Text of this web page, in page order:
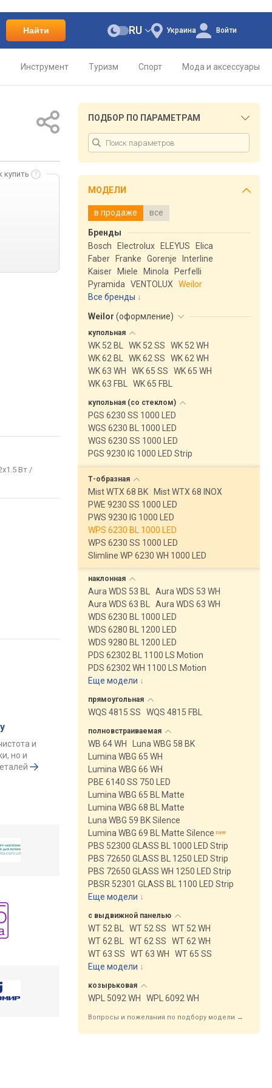
Найти Украина
RU Войти
Инструмент Туризм Спорт Мода и аксессуары
купить
Вт /
и
но и
ПОДБОР ПО ПАРАМЕТРАМ
МОДЕЛИ
в продаже все
Бренды
Bosch
Electrolux ELEYUS
Elica
Faber
Franke Gorenje
Interline
Kaiser
Miele Minola
Perfelli
Pyramida
VENTOLUX
Weilor
Все бренды
Weilor (оформление)
купольная
WK 52 BL WK 52 SS
WK 52 WH
WK 62 BL
WK 62 SS
WK 62 WH
WK 63 WH
WK 65 SS
WK 65 WH
WK 63 FBL
WK 65 FBL
купольная (со стеклом)
PGS 6230 SS 1000 LED
WGS 6230 BL 1000 LED
WGS 6230 SS 1000 LED
PGS 9230 IG 1000 LED Strip
Т-образная
Mist WTX 68 BK
Mist WTX 68 INOX
PWE 9230 SS 1000 LED
PWS 9230 IG 1000 LED
WPS 6230 BL 1000 LED
WPS 6230 SS 1000 LED
Slimline WP 6230 WH 1000 LED
наклонная
Aura WDS 53 BL
Aura WDS 53 WH
Aura WDS 63 BL
Aura WDS 63 WH
WDS 6230 BL 1000 LED
WDS 6280 BL 1200 LED
WDS 9280 BL 1200 LED
PDS 62302 BL 1100 LS Motion
PDS 62302 WH 1100 LS Motion
Еще модели ↓
прямоугольная
WQS 4815 SS WQS 4815 FBL
полновстраиваемая
WB 64 WH
Luna WBG 58 BK
Lumina WBG 65 WH
Lumina WBG 66 WH
PBE 6140 SS 750 LED
Lumina WBG 65 BL Matte
Lumina WBG 68 BL Matte
Luna WBG 59 BK Silence
Lumina WBG 69 BL Matte Silence
PBS 52300 GLASS BL 1000 LED Strip
PBS 72650 GLASS BL 1250 LED Strip
PBS 72650 GLASS WH 1250 LED Strip
PBSR 52301 GLASS BL 1100 LED Strip
Еще модели ↓
с выдвижной панелью
WT 52 BL WT 52 SS
WT 52 WH
WT 62 BL
WT 62 SS
WT 62 WH
WT 63 SS
WT 63 WH
WT 65 SS
Еще модели ↓
козырьковая
WPL 5092 WH WPL 6092 WH
Вопросы и пожелания по подбору модели →